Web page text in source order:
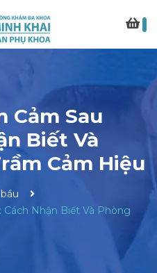
Cảm Sau
Biết Và
Cảm Hiệu
Cách Nhận Biết Và Phòng